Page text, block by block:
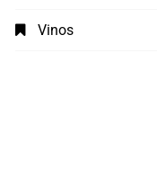
Vinos